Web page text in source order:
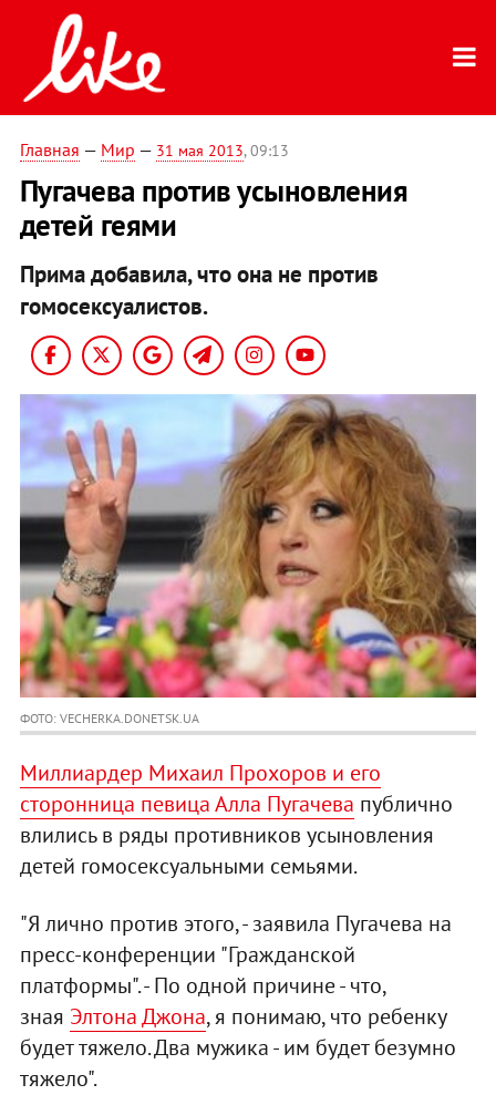
Главная — Мир — 31 мая 2013, 09:13
Пугачева против усыновления
детей геями
Прима добавила, что она не против
гомосексуалистов.
ФОТО: VECHERKA.DONETSK.UA
Миллиардер Михаил Прохоров и его
сторонница певица Алла Пугачева публично
влились в ряды противников усыновления
детей гомосексуальными семьями.
"Я лично против этого, - заявила Пугачева на
пресс-конференции "Гражданской
платформы". - По одной причине - что,
зная Элтона Джона, я понимаю, что ребенку
будет тяжело. Два мужика - им будет безумно
тяжело".